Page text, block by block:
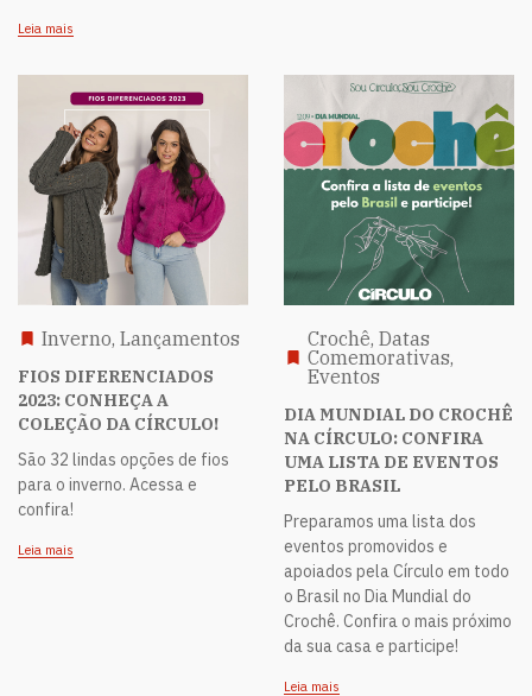
Leia mais
Inverno, Lançamentos
FIOS DIFERENCIADOS
2023: CONHEÇA A
COLEÇÃO DA CÍRCULO!
São 32 lindas opções de fios
para o inverno. Acessa e
confira!
Leia mais
Crochê, Datas
Comemorativas,
Eventos
DIA MUNDIAL DO CROCHÊ
NA CÍRCULO: CONFIRA
UMA LISTA DE EVENTOS
PELO BRASIL
Preparamos uma lista dos
eventos promovidos e
apoiados pela Círculo em todo
o Brasil no Dia Mundial do
Crochê. Confira o mais próximo
da sua casa e participe!
Leia mais